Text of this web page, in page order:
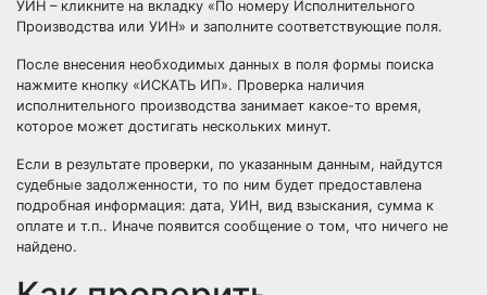
УИН – кликните на вкладку «По номеру Исполнительного
Производства или УИН» и заполните соответствующие поля.
После внесения необходимых данных в поля формы поиска
нажмите кнопку «ИСКАТЬ ИП». Проверка наличия
исполнительного производства занимает какое-то время,
которое может достигать нескольких минут.
Если в результате проверки, по указанным данным, найдутся
судебные задолженности, то по ним будет предоставлена
подробная информация: дата, УИН, вид взыскания, сумма к
оплате и т.п.. Иначе появится сообщение о том, что ничего не
найдено.